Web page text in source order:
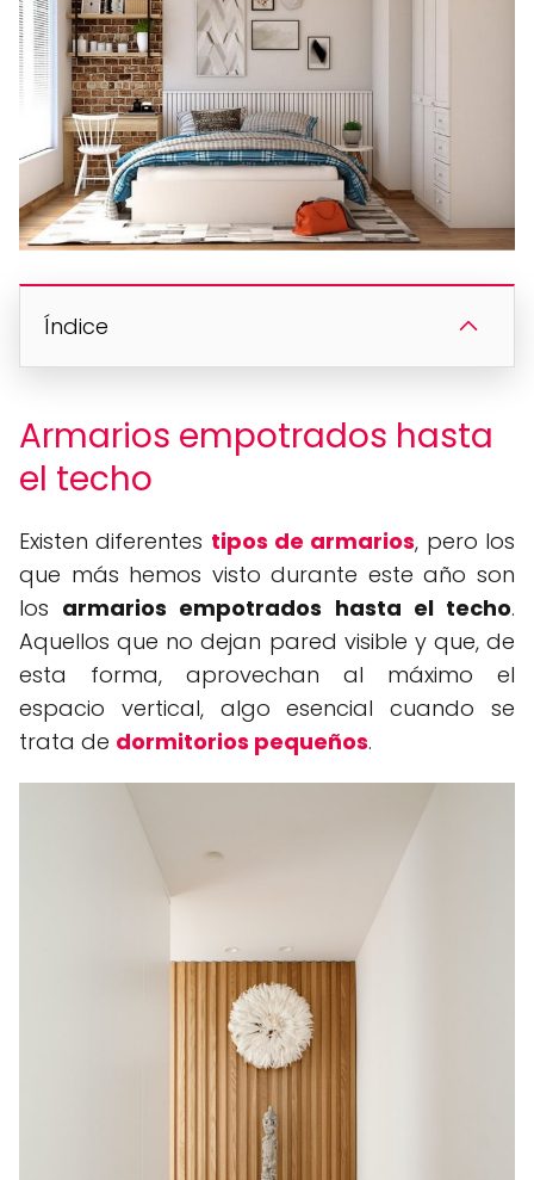
Índice
Armarios empotrados hasta
el techo
Existen diferentes tipos de armarios, pero los
que más hemos visto durante este año son
los armarios empotrados hasta el techo.
Aquellos que no dejan pared visible y que, de
esta forma, aprovechan al máximo el
espacio vertical, algo esencial cuando se
trata de dormitorios pequeños.